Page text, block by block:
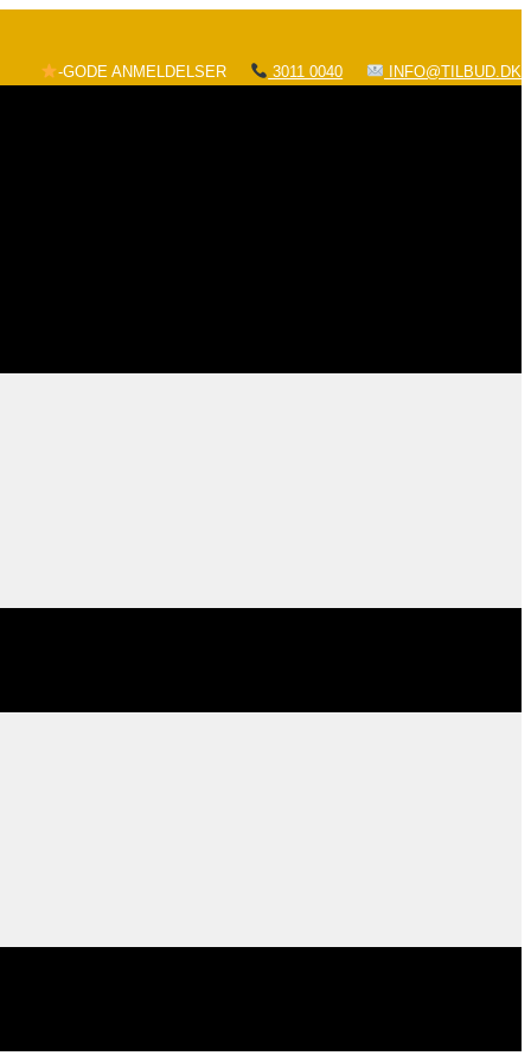
-GODE ANMELDELSER
3011 0040 INFO@TILBUD.DK